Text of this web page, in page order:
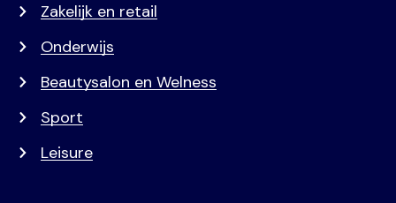
Zakelijk en retail
Onderwijs
Beautysalon en Welness
Sport
Leisure